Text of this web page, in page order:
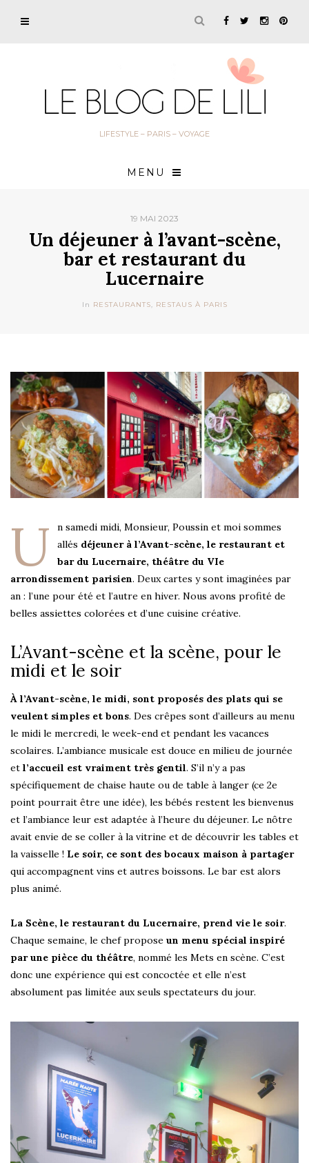
LIFESTYLE – PARIS – VOYAGE
MENU
19 MAI 2023
Un déjeuner à l’avant-scène,
bar et restaurant du
Lucernaire
In RESTAURANTS, RESTAUS À PARIS
U
n samedi midi, Monsieur, Poussin et moi sommes
allés déjeuner à l’Avant-scène, le restaurant et
bar du Lucernaire, théâtre du VIe
arrondissement parisien. Deux cartes y sont imaginées par
an : l’une pour été et l’autre en hiver. Nous avons profité de
belles assiettes colorées et d’une cuisine créative.
L’Avant-scène et la scène, pour le
midi et le soir
À l’Avant-scène, le midi, sont proposés des plats qui se
veulent simples et bons. Des crêpes sont d’ailleurs au menu
le midi le mercredi, le week-end et pendant les vacances
scolaires. L’ambiance musicale est douce en milieu de journée
et l’accueil est vraiment très gentil. S’il n’y a pas
spécifiquement de chaise haute ou de table à langer (ce 2e
point pourrait être une idée), les bébés restent les bienvenus
et l’ambiance leur est adaptée à l’heure du déjeuner. Le nôtre
avait envie de se coller à la vitrine et de découvrir les tables et
la vaisselle ! Le soir, ce sont des bocaux maison à partager
qui accompagnent vins et autres boissons. Le bar est alors
plus animé.
La Scène, le restaurant du Lucernaire, prend vie le soir.
Chaque semaine, le chef propose un menu spécial inspiré
par une pièce du théâtre, nommé les Mets en scène. C’est
donc une expérience qui est concoctée et elle n’est
absolument pas limitée aux seuls spectateurs du jour.